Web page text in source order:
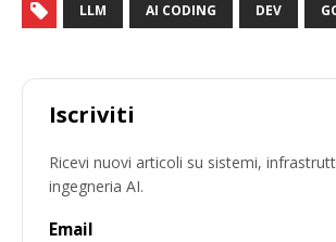
LLM AI CODING DEV
Iscriviti
Ricevi nuovi articoli su sistemi,
ingegneria AI.
Email